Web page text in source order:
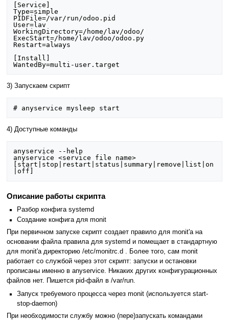
[Service]
Type=simple
PIDFile=/var/run/odoo.pid
User=lav
WorkingDirectory=/home/lav/odoo/
ExecStart=/home/lav/odoo/odoo.py
Restart=always
[Install]
3) Запускаем скрипт
4) Доступные команды
anyservice --help
anyservice <service file name>
[start|stop|restart|status|summary|remove|list|on
Описание работы скрипта
Разбор конфига systemd
Создание конфига для monit
При первичном запуске скрипт создает правило для monit'a на
основании файла правила для systemd и помещает в стандартную
для monit'а директорию /etc/monitrc.d . Более того, сам monit
работает со службой через этот скрипт: запуски и остановки
прописаны именно в anyservice. Никаких других конфигурационных
файлов нет. Пишется pid-файл в /var/run.
Запуск требуемого процесса через monit (используется start-
stop-daemon)
При необходимости службу можно (пере)запускать командами